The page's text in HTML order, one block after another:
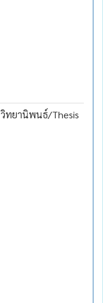
วิทยานิพนธ์/Thesis